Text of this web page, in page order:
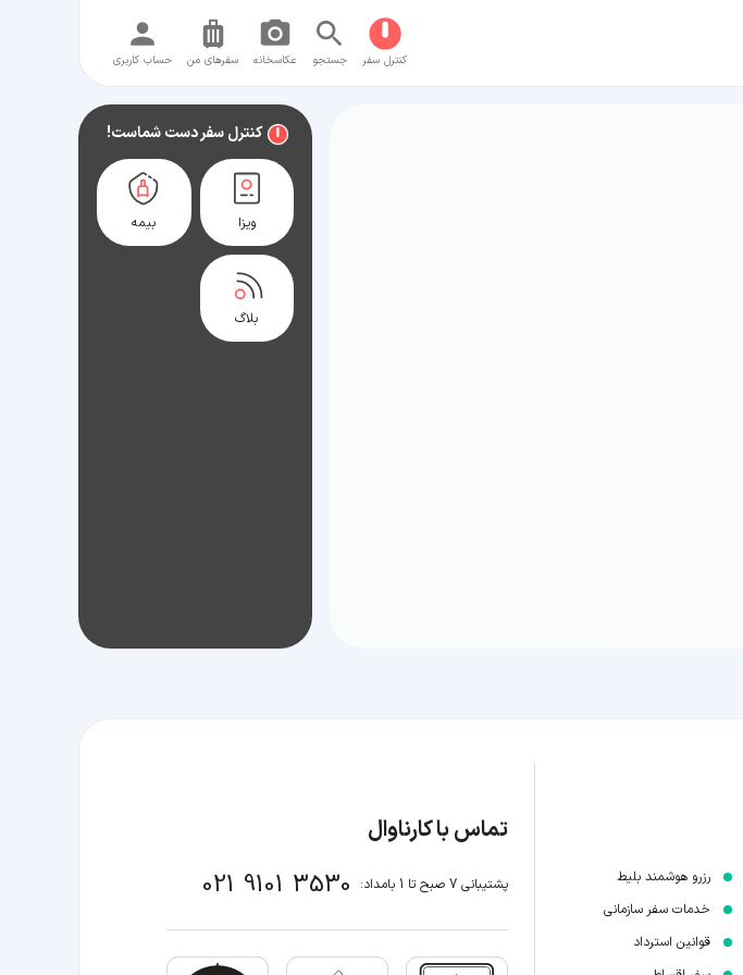
کنترل سفر جستجو عکاسخانه سفر‌های من حساب کاربری
کنترل سفر دست شماست!
ویزا بیمه
بلاگ
رزرو هوشمند بلیط
خدمات سفر سازمانی
قوانین استرداد
تماس با کارناوال
پشتیبانی 7 صبح تا 1 بامداد: 021 9101 3530